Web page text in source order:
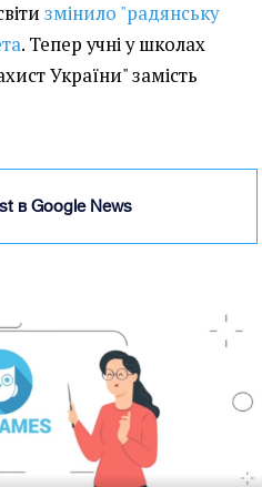
змінило "радянську
. Тепер учні у школах
України" замість
в Google News